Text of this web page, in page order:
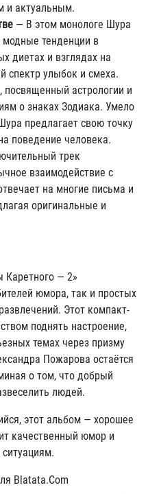
и актуальным.
— В этом монологе Шура
модные тенденции в
диетах и взглядах на
спектр улыбок и смеха.
посвященный астрологии и
о знаках Зодиака. Умело
предлагает свою точку
поведение человека.
трек
взаимодействие с
на многие письма и
оригинальные и
Каретного — 2»
юмора, так и простых
Этот компакт-
поднять настроение,
темах через призму
Пожарова остаётся
о том, что добрый
людей.
этот альбом — хорошее
качественный юмор и
Blatata.Com